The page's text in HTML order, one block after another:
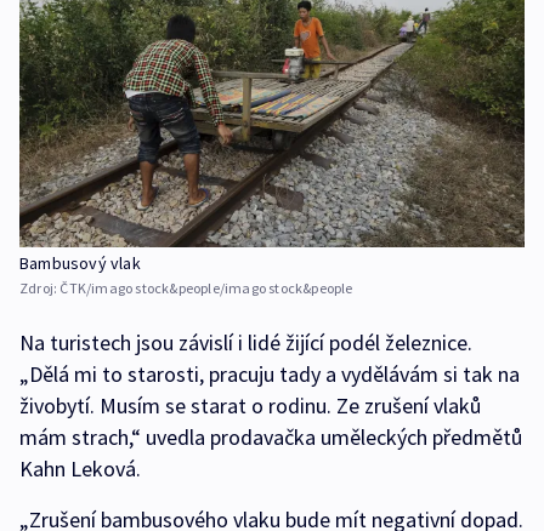
Bambusový vlak
Zdroj: ČTK/imago stock&people/imago stock&people
Na turistech jsou závislí i lidé žijící podél železnice.
„Dělá mi to starosti, pracuju tady a vydělávám si tak na
živobytí. Musím se starat o rodinu. Ze zrušení vlaků
mám strach,“ uvedla prodavačka uměleckých předmětů
Kahn Leková.
„Zrušení bambusového vlaku bude mít negativní dopad.